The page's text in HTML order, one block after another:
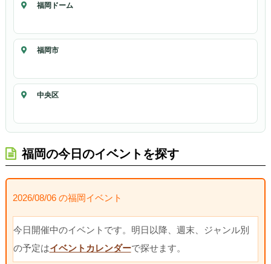
福岡ドーム
福岡市
中央区
福岡の今日のイベントを探す
2026/08/06 の福岡イベント
今日開催中のイベントです。明日以降、週末、ジャンル別
の予定はイベントカレンダーで探せます。